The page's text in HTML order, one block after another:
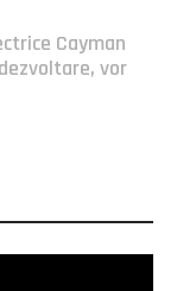
Cayman
vor